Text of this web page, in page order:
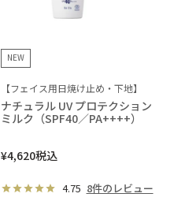
NEW
【フェイス用日焼け止め・下地】
ナチュラル UV プロテクション
ミルク（SPF40／PA++++）
¥4,620税込
4.75 8件のレビュー